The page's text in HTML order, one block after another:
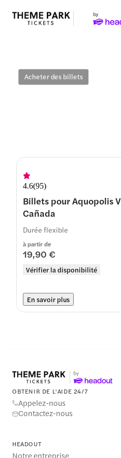
Achetez des billets
Acheter des billets
4.6(95)
Billets pour Aquopolis
Cañada
à partir de
19,90 €
Vérifier la disponibilité
Durée flexible
En savoir plus
OBTENIR DE L'AIDE 24/7
Appelez-nous
Contactez-nous
HEADOUT
Notre entreprise